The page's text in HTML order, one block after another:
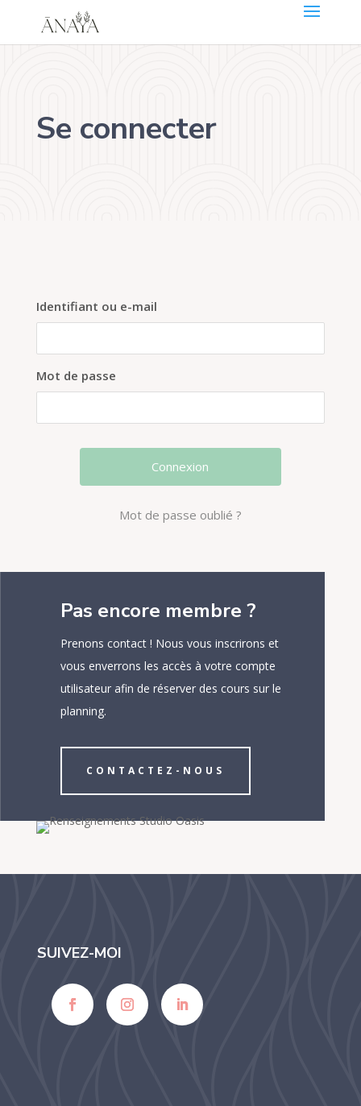
Se connecter
Identifiant ou e-mail
Mot de passe
Mot de passe oublié ?
Pas encore membre ?
Prenons contact ! Nous vous inscrirons et
vous enverrons les accès à votre compte
utilisateur afin de réserver des cours sur le
planning.
CONTACTEZ-NOUS
SUIVEZ-MOI